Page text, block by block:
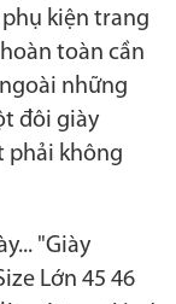
kiện trang
toàn cần
những
đôi giày
phải không
"Giày
Lớn 45 46